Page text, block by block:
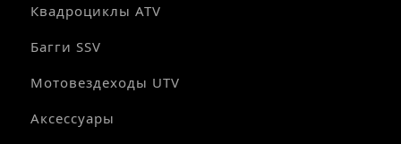
Квадроциклы ATV
Багги SSV
Мотовездеходы UTV
Аксессуары